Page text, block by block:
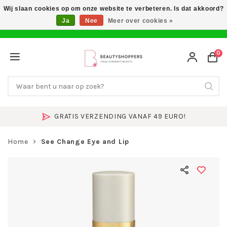
GRATIS VERZENDING VANAF 49 EURO!
0
Home See Change Eye and Lip
Wij slaan cookies op om onze website te verbeteren. Is dat akkoord?
Ja
Nee Meer over cookies »